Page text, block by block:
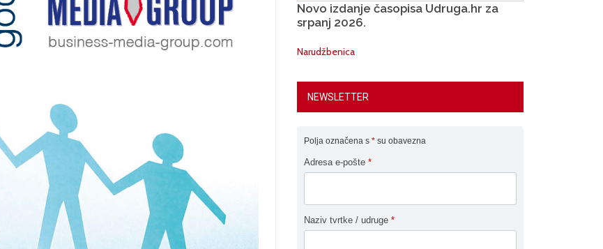
Novo izdanje časopisa Udruga.hr za
srpanj 2026.
Narudžbenica
NEWSLETTER
Polja označena s * su obavezna
Adresa e-pošte *
Naziv tvrtke / udruge *